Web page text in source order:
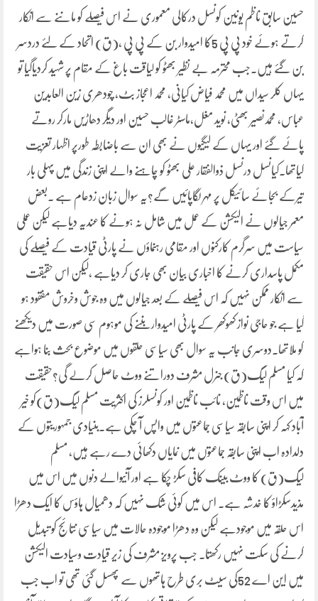
حسین سابق ناظم یونین کونسل درکالی معموری نے اس فیصلے کو ماننے سے انکار
کرتے ہوئے خود پی پی 5کا امیدوار بن کے پی پی ،(ق) اتحاد کے لئے دردسر
بن گئے ہیں۔جب محترمہ بے نظیر بھٹو کو لیاقت باغ کے مقام پر شہید کردیاگیا تو
یہاں کلر سیداں میں محمد فیاض کیانی، محمد اعجاز بٹ، چودھری زین العابدین
عباس، محمدنصیر بھٹی، نوید مغل،ماسٹر غالب حسین اور دیگر دھاڑیں مارکر روتے
پائے گئے اور یہاں کے لیگیوں نے بھی ان سے باضابطہ طورپر اظہار تعزیت
کیاتھا۔کیانسل درنسل ذوالفقار علی بھٹو کو چاہنے والے اپنی زندگی میں پہلی بار
تیرکے بجائے سائیکل پر مہر لگاپائیں گے؟یہ سوال زبان زدعام ہے ۔بعض
معمر جیالوں نے الیکشن کے عمل میں شامل نہ ہونے کا عندیہ دیاہے لیکن عملی
سیاست میں سرگرم کارکنوں اور مقامی رہنماؤں نے پارٹی قیادت کے فیصلے کی
مکمل پاسداری کرنے کا اخباری بیان بھی جاری کر دیاہے ،لیکن اس حقیقت
سے انکار ممکن نہیں کہ اس فیصلے کے بعد جیالوں میں وہ جوش وخروش مفقود ہو
گیا ہے جو حاجی نواز کھوکھر کے پارٹی امیدوار بننے کی موہوم سی صورت میں دیکھنے
کو ملاتھا۔دوسری جانب یہ سوال بھی سیاسی حلقوں میں موضوع بحث بنا ہواہے
کہ کیا مسلم لیگ(ق) جنرل مشرف دوراتنے ووٹ حاصل کرلے گی؟حقیقت
میں اس وقت ناظمین، نائب ناظمین اور کونسلرز کی اکثریت مسلم لیگ(ق)کو خیر
آباد کہہ کر اپنی سابقہ سیاسی جماعتوں میں واپس آ چکی ہے۔بنیادی جمہوریتوں کے
دلدادہ اب اپنی سابقہ جماعتوں میں نمایاں دکھائی دے رہے ہیں، مسلم
لیگ(ق) کا ووٹ بینک کافی سکڑ چکا ہے اور آنیوالے دنوں میں اس میں
مذیدسکڑاؤ کا خدشہ ہے۔ اس میں کوئی شک نہیں کہ دھمیال ہاؤس کا ایک دھڑا
اس حلقہ میں موجودہے لیکن وہ دھڑا موجودہ حالات میں سیاسی نتائج کو تبدیل
کرنے کی سکت نہیں رکھتا۔ جب پرویز مشرف کی زیر قیادت وسیادت الیکشن
میں این اے 52کی سیٹ بری طرح ہاتھوں سے پھسل گئی تھی تو اب جب